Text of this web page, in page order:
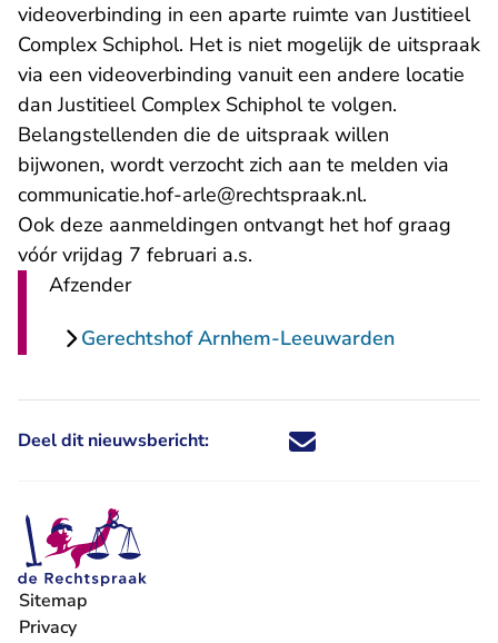
videoverbinding in een aparte ruimte van Justitieel
Complex Schiphol. Het is niet mogelijk de uitspraak
via een videoverbinding vanuit een andere locatie
dan Justitieel Complex Schiphol te volgen.
Belangstellenden die de uitspraak willen
bijwonen, wordt verzocht zich aan te melden via
communicatie.hof-arle@rechtspraak.nl- U verlaat
.
Ook deze aanmeldingen ontvangt het hof graag
vóór vrijdag 7 februari a.s.
Afzender
Gerechtshof Arnhem-Leeuwarden
Deel dit nieuwsbericht: Deel dit nieuwsbericht via X -
Deel dit nieuwsbericht via
Deel dit nieuwsbericht
Deel dit
Sitemap
Privacy